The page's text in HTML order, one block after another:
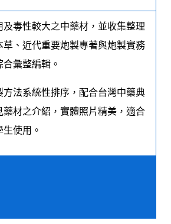
及毒性較大之中藥材，並收集整理
草、近代重要炮製專著與炮製實務
彙整編輯。
方法系統性排序，配合台灣中藥典
藥材之介紹，實體照片精美，適合
使用。